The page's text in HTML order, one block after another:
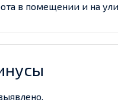
в помещении и на